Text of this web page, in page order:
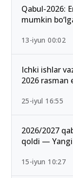
Qabul-2026:
mumkin
13-iyun 00:02
Ichki ishlar
2026 rasman
25-iyul 16:55
2026/2027
qoldi —
15-iyun 10:27